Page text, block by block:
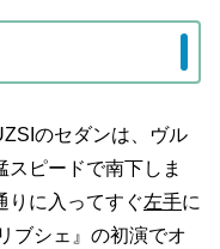
のセダンは、ヴル
スピードで南下しま
りに入ってすぐ左手に
ブシェ』の初演でオ